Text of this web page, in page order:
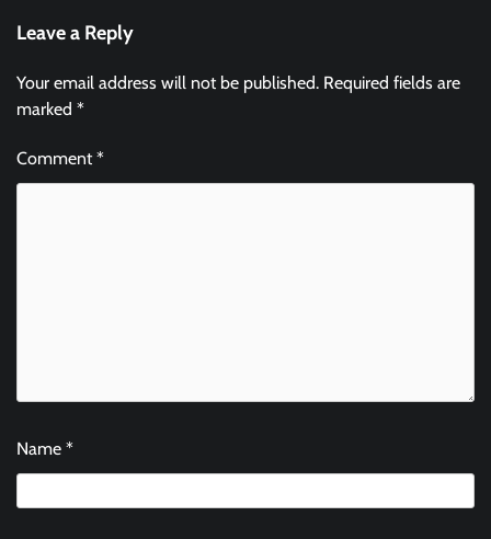
Leave a Reply
Your email address will not be published. Required fields are
marked *
Comment*
Name *